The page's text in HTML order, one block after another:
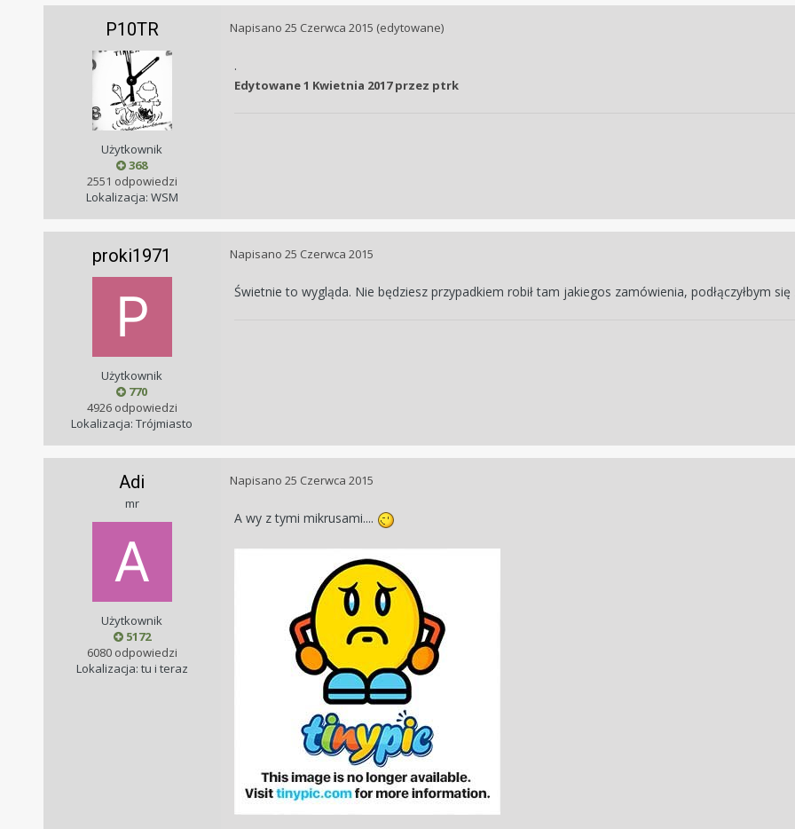
P10TR
Użytkownik
368
2551 odpowiedzi
Lokalizacja: WSM
Napisano 25 Czerwca 2015 (edytowane)
.
Edytowane1 Kwietnia 2017przez ptrk
proki1971
Użytkownik
770
4926 odpowiedzi
Lokalizacja: Trójmiasto
Napisano 25 Czerwca 2015
Świetnie to wygląda. Nie będziesz przypadkiem robił tam jakiegos zamówienia, podłączyłbym się
Adi
mr
Użytkownik
5172
6080 odpowiedzi
Lokalizacja: tu i teraz
Napisano 25 Czerwca 2015
A wy z tymi mikrusami....